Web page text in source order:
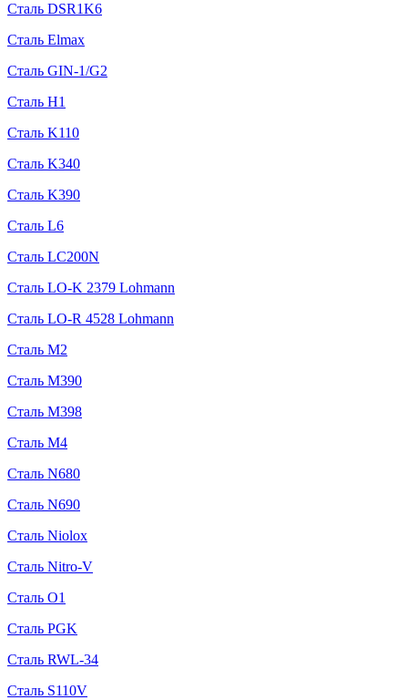
Сталь DSR1K6
Сталь Elmax
Сталь GIN-1/G2
Сталь H1
Сталь K110
Сталь K340
Сталь K390
Сталь L6
Сталь LC200N
Сталь LO-K 2379 Lohmann
Сталь LO-R 4528 Lohmann
Сталь M2
Сталь M390
Сталь M398
Сталь M4
Сталь N680
Сталь N690
Сталь Niolox
Сталь Nitro-V
Сталь O1
Сталь PGK
Сталь RWL-34
Сталь S110V